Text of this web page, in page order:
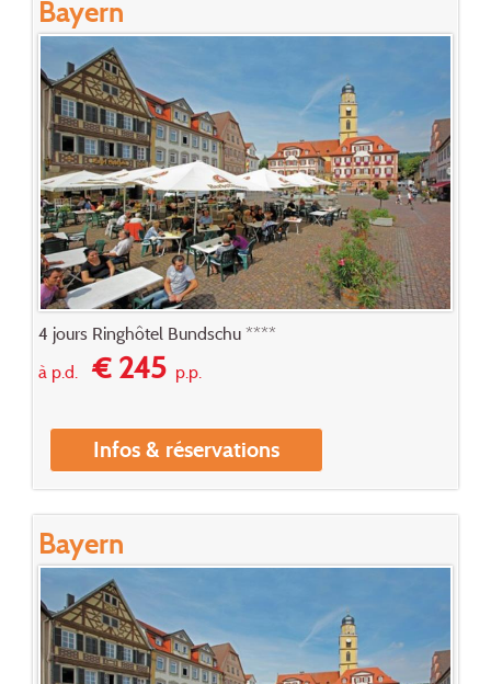
Bayern
4 jours Ringhôtel Bundschu ****
à p.d.€ 245p.p.
Infos & réservations
Bayern